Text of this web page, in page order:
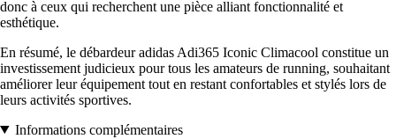
donc à ceux qui recherchent une pièce alliant fonctionnalité et
esthétique.
En résumé, le débardeur adidas Adi365 Iconic Climacool constitue un
investissement judicieux pour tous les amateurs de running, souhaitant
améliorer leur équipement tout en restant confortables et stylés lors de
leurs activités sportives.
Informations complémentaires